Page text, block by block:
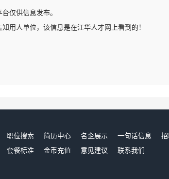
台仅供信息发布。
知用人单位，该信息是在江华人才网上看到的！
职位搜索 简历中心 名企展示 一句话信息
套餐标准
金币充值 意见建议 联系我们